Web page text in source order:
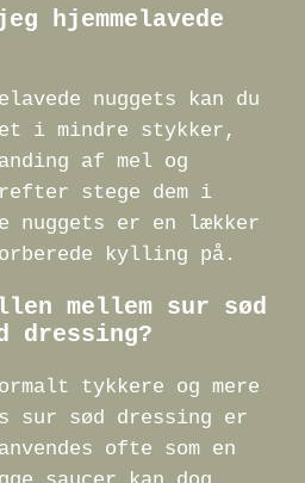
hjemmelavede
nuggets kan du
i mindre stykker,
af mel og
stege dem i
nuggets er en lækker
kylling på.
mellem sur sød
dressing?
tykkere og mere
sur sød dressing er
ofte som en